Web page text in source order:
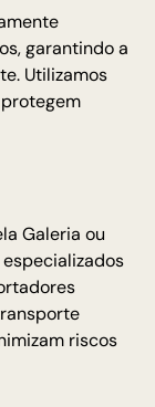
garantindo a
Utilizamos
Galeria ou
riscos